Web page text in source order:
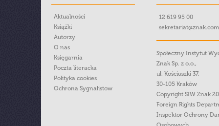
Aktualności
Książki
Autorzy
O nas
Księgarnia
Poczta literacka
Polityka cookies
Ochrona Sygnalistow
12 619 95 00
Społeczny Instytut
Znak Sp. z o.o.,
ul. Kościuszki 37,
30-105 Kraków
Copyright SIW Znak
Foreign Rights
Inspektor Ochrony